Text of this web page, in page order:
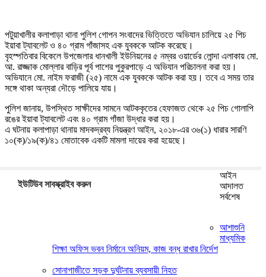
পটুয়াখালীর কলাপাড়া থানা পুলিশ গোপন সংবাদের ভিত্তিতে অভিযান চালিয়ে ২৫ পিচ
ইয়াবা ট্যাবলেট ও ৪০ গ্রাম গাঁজাসহ এক যুবককে আটক করেছে।
বৃহস্পতিবার বিকেলে উপজেলার ধানখালী ইউনিয়নের ৫ নম্বর ওয়ার্ডের লোন্দা এলাকায় মো.
আ. রাজ্জাক মোল্লার বাড়ির পূর্ব পাশের পুকুরপাড়ে এ অভিযান পরিচালনা করা হয়।
অভিযানে মো. নাইম ফরাজী (২৫) নামে এক যুবককে আটক করা হয়। তবে এ সময় তার
সঙ্গে থাকা অন্যরা দৌড়ে পালিয়ে যায়।
পুলিশ জানায়, উপস্থিত সাক্ষীদের সামনে আটককৃতের হেফাজত থেকে ২৫ পিচ গোলাপি
রঙের ইয়াবা ট্যাবলেট এবং ৪০ গ্রাম গাঁজা উদ্ধার করা হয়।
এ ঘটনায় কলাপাড়া থানায় মাদকদ্রব্য নিয়ন্ত্রণ আইন, ২০১৮-এর ৩৬(১) ধারার সারণি
১০(ক)/১৯(ক)/৪১ মোতাবেক একটি মামলা দায়ের করা হয়েছে।
ইউটিউব সাবস্ক্রাইব করুন
আইন
আদালত
সর্বশেষ
আশাশুনি
মাধ্যমিক
শিক্ষা অফিস ভবন নির্মানে অনিয়ম, কাজ বন্ধ রাখার নির্দেশ
সোনাগাজীতে সড়ক দুর্ঘটনায় ব্যবসায়ী নিহত